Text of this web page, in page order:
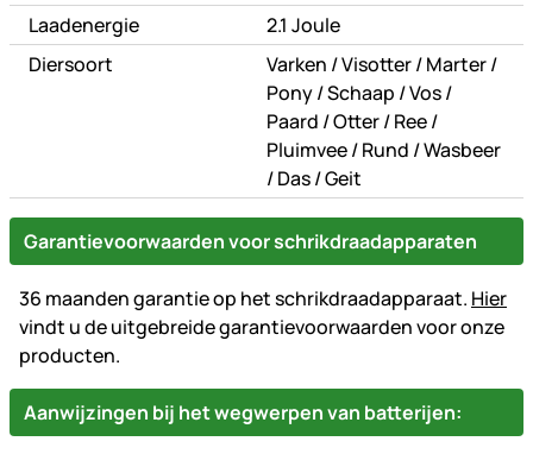
Laadenergie
2.1 Joule
Diersoort
Varken /of
Visotter/of
Marter/of
Pony/of
Schaap /of
Vos/of
Paard /of
Otter/of
Ree/of
Pluimvee/of
Rund /of
Wasbeer
/of
Das/of
Geit
Garantievoorwaarden voor schrikdraadapparaten
36 maanden garantie op het schrikdraadapparaat. Hier
vindt u de uitgebreide garantievoorwaarden voor onze
producten.
Aanwijzingen bij het wegwerpen van batterijen: